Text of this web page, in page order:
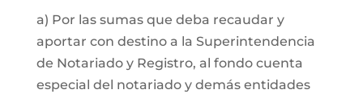
a) Por las sumas que deba recaudar y
aportar con destino a la Superintendencia
de Notariado y Registro, al fondo cuenta
especial del notariado y demás entidades